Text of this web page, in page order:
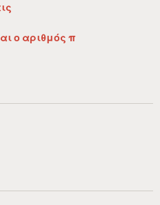
ο αριθμός π